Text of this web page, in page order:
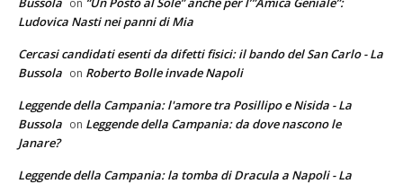
Ludovica Nasti nei panni di Mia
Cercasi candidati esenti da difetti fisici: il bando del San Carlo - La
Bussola on Roberto Bolle invade Napoli
Leggende della Campania: l'amore tra Posillipo e Nisida - La
Bussola on Leggende della Campania: da dove nascono le
Janare?
Leggende della Campania: la tomba di Dracula a Napoli - La